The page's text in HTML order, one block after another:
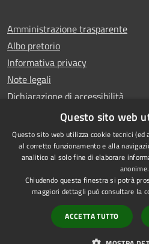
Amministrazione trasparente
Albo pretorio
Informativa privacy
Note legali
Dichiarazione di accessibilità
Whistleblowing
Accessibilità
Questo sito web
Questo sito web utilizza cookie tecnici
al corretto funzionamento e alla
analitico al solo fine di elaborare
anonime.
Chiudendo questa finestra si potrà
maggiori dettagli può consultare la
ACCETTA TUTTO